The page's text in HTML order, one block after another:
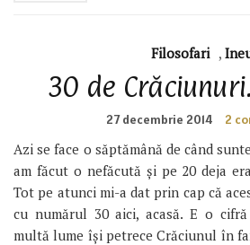
Filosofari ,
30 de
27 decembrie 2014 2
Azi se face o săptămână de când
am făcut o nefăcută și pe 20 deja
Tot pe atunci mi-a dat prin cap că
cu numărul 30 aici, acasă. E o
multă lume își petrece Crăciunul în